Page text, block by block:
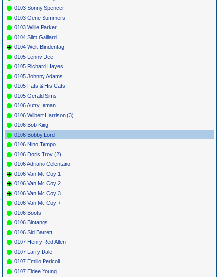
0103 Sonny Spencer
0103 Gene Summers
0103 Willie Parker
0104 Slim Gaillard
0104 Welt-Blindentag
0105 Lenny Dee
0105 Richard Hayes
0105 Johnny Adams
0105 Fats & His Cats
0105 Gerald Sims
0106 Autry Inman
0106 Wilbert Harrison (3)
0106 Bob King
0106 Bobby Lord
0106 Nino Tempo
0106 Doris Troy (2)
0106 Adriano Celentano
0106 Van Mc Coy 1
0106 Van Mc Coy 2
0106 Van Mc Coy 3
0106 Van Mc Coy +
0106 Boots
0106 Bintangs
0106 Sid Barrett
0107 Henry Red Allen
0107 Larry Dale
0107 Emilio Pericoli
0107 Eldee Young